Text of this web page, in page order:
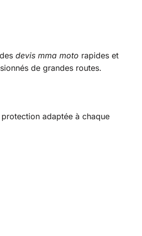
devis mma moto rapides et
de grandes routes.
adaptée à chaque